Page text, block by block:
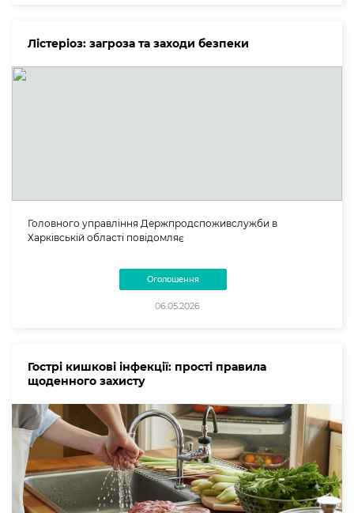
Лістеріоз: загроза та заходи безпеки
Головного управління Держпродспоживслужби в
Харківській області повідомляє
Оголошення
06.05.2026
Гострі кишкові інфекції: прості правила
щоденного захисту